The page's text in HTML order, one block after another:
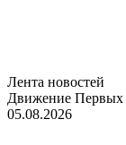
Лента новостей
Движение Первых
05.08.2026